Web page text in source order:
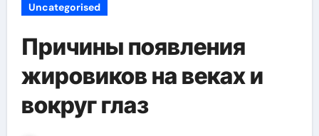
Uncategorised
Причины появления
жировиков на веках и
вокруг глаз